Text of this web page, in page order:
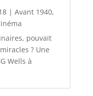
| Avant 1940,
pouvait
? Une
Wells à